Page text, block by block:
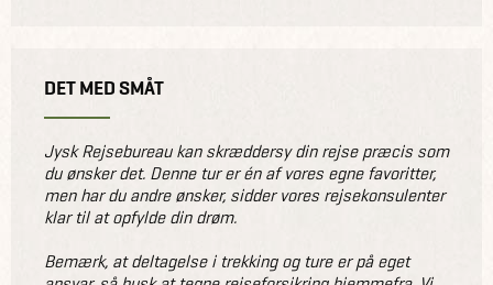
DET MED SMÅT
Jysk Rejsebureau kan skræddersy din rejse præcis som
du ønsker det. Denne tur er én af vores egne favoritter,
men har du andre ønsker, sidder vores rejsekonsulenter
klar til at opfylde din drøm.
Bemærk, at deltagelse i trekking og ture er på eget